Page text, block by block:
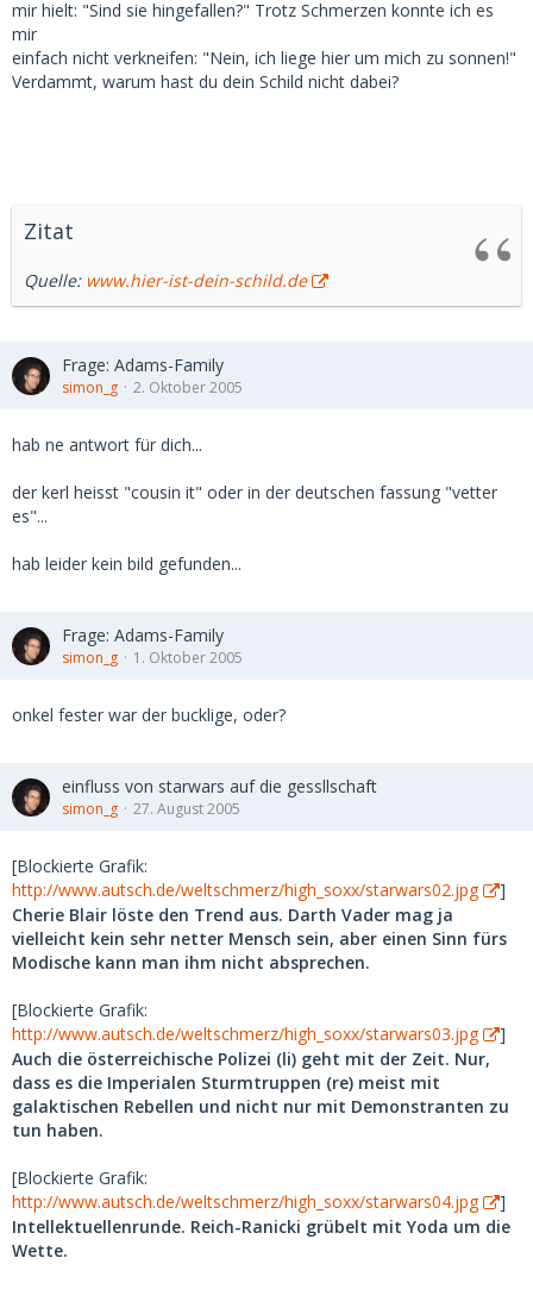
mir hielt: "Sind sie hingefallen?" Trotz Schmerzen konnte ich es
mir
einfach nicht verkneifen: "Nein, ich liege hier um mich zu sonnen!"
Verdammt, warum hast du dein Schild nicht dabei?
Zitat
Quelle: www.hier-ist-dein-schild.de
Frage: Adams-Family
simon_g 2. Oktober 2005
hab ne antwort für dich...
der kerl heisst "cousin it" oder in der deutschen fassung "vetter
es"...
hab leider kein bild gefunden...
Frage: Adams-Family
simon_g 1. Oktober 2005
onkel fester war der bucklige, oder?
einfluss von starwars auf die gessllschaft
simon_g 27. August 2005
[Blockierte Grafik:
http://www.autsch.de/weltschmerz/high_soxx/starwars02.jpg
]
Cherie Blair löste den Trend aus. Darth Vader mag ja
vielleicht kein sehr netter Mensch sein, aber einen Sinn fürs
Modische kann man ihm nicht absprechen.
[Blockierte Grafik:
http://www.autsch.de/weltschmerz/high_soxx/starwars03.jpg
]
Auch die österreichische Polizei (li) geht mit der Zeit. Nur,
dass es die Imperialen Sturmtruppen (re) meist mit
galaktischen Rebellen und nicht nur mit Demonstranten zu
tun haben.
[Blockierte Grafik:
http://www.autsch.de/weltschmerz/high_soxx/starwars04.jpg
]
Intellektuellenrunde. Reich-Ranicki grübelt mit Yoda um die
Wette.